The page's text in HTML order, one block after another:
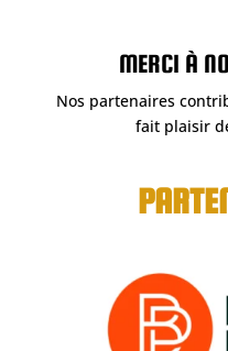
MERCI À
Nos partenaires
fait plaisir